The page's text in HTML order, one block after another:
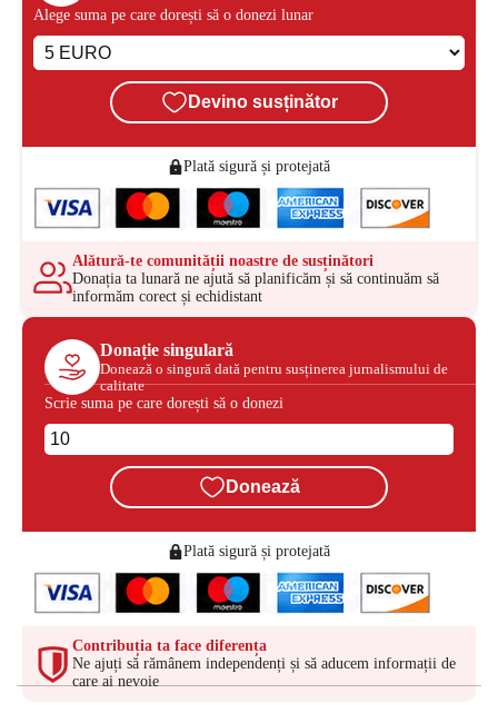
Alege suma pe care dorești să o donezi lunar
Devino susținător
Plată sigură și protejată
Alătură-te comunității noastre de susținători
Donația ta lunară ne ajută să planificăm și să continuăm să
informăm corect și echidistant
Donație singulară
Donează o singură dată pentru susținerea jurnalismului de
calitate
Scrie suma pe care dorești să o donezi
Donează
Plată sigură și protejată
Contribuția ta face diferența
Ne ajuți să rămânem independenți și să aducem informații de
care ai nevoie